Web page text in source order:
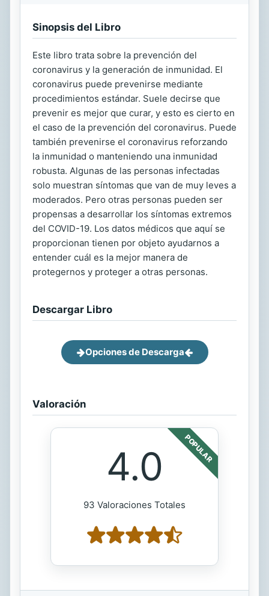
Sinopsis del Libro
Este libro trata sobre la prevención del
coronavirus y la generación de inmunidad. El
coronavirus puede prevenirse mediante
procedimientos estándar. Suele decirse que
prevenir es mejor que curar, y esto es cierto en
el caso de la prevención del coronavirus. Puede
también prevenirse el coronavirus reforzando
la inmunidad o manteniendo una inmunidad
robusta. Algunas de las personas infectadas
solo muestran síntomas que van de muy leves a
moderados. Pero otras personas pueden ser
propensas a desarrollar los síntomas extremos
del COVID-19. Los datos médicos que aquí se
proporcionan tienen por objeto ayudarnos a
entender cuál es la mejor manera de
protegernos y proteger a otras personas.
Descargar Libro
Opciones de Descarga
Valoración
POPULAR
4.0
93 Valoraciones Totales